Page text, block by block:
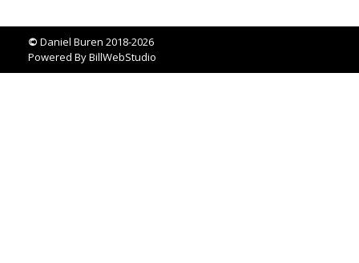
© Daniel Buren 2018-2026
Powered ByBillWebStudio